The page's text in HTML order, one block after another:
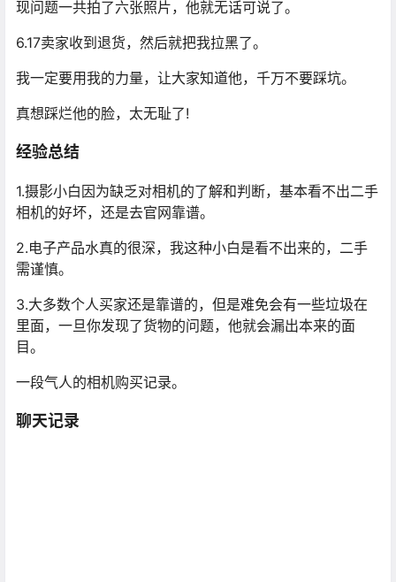
现问题一共拍了六张照片，他就无话可说了。
6.17卖家收到退货，然后就把我拉黑了。
我一定要用我的力量，让大家知道他，千万不要踩坑。
真想踩烂他的脸，太无耻了!
经验总结
1.摄影小白因为缺乏对相机的了解和判断，基本看不出二手
相机的好坏，还是去官网靠谱。
2.电子产品水真的很深，我这种小白是看不出来的，二手
需谨慎。
3.大多数个人买家还是靠谱的，但是难免会有一些垃圾在
里面，一旦你发现了货物的问题，他就会漏出本来的面
目。
一段气人的相机购买记录。
聊天记录